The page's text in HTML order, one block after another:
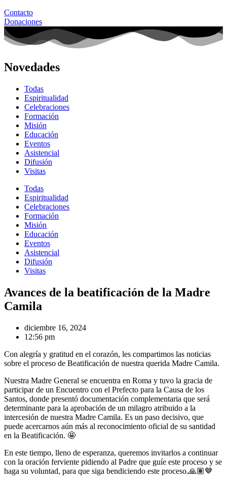
Contacto
Donaciones
Novedades
Todas
Espiritualidad
Celebraciones
Formación
Misión
Educación
Eventos
Asistencial
Difusión
Visitas
Todas
Espiritualidad
Celebraciones
Formación
Misión
Educación
Eventos
Asistencial
Difusión
Visitas
Avances de la beatificación de la Madre
Camila
diciembre 16, 2024
12:56 pm
Con alegría y gratitud en el corazón, les compartimos las noticias
sobre el proceso de Beatificación de nuestra querida Madre Camila.
Nuestra Madre General se encuentra en Roma y tuvo la gracia de
participar de un Encuentro con el Prefecto para la Causa de los
Santos, donde presentó documentación complementaria que será
determinante para la aprobación de un milagro atribuido a la
intercesión de nuestra Madre Camila. Es un paso decisivo, que
puede acercarnos aún más al reconocimiento oficial de su santidad
en la Beatificación. 🤩
En este tiempo, lleno de esperanza, queremos invitarlos a continuar
con la oración ferviente pidiendo al Padre que guíe este proceso y se
haga su voluntad, para que siga bendiciendo este proceso.🙏🏽🤎